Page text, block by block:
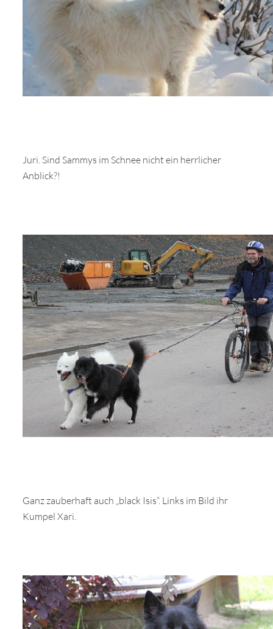
Juri. Sind Sammys im Schnee nicht ein herrlicher
Anblick?!
Ganz zauberhaft auch „black Isis“. Links im Bild ihr
Kumpel Xari.